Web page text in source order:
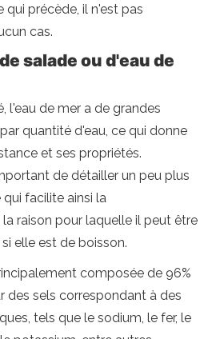
précède, il n'est pas
cas.
salade ou d'eau de
l'eau de mer a de grandes
quantité d'eau, ce qui donne
et ses propriétés.
de détailler un peu plus
facilite ainsi la
raison pour laquelle il peut être
elle est de boisson.
composée de 96%
des sels correspondant à des
tels que le sodium, le fer, le